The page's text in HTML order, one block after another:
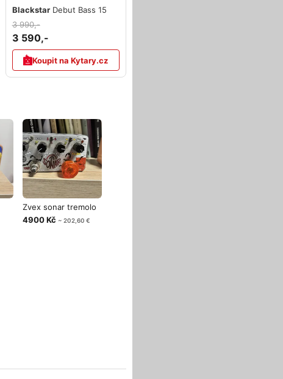
Blackstar Debut Bass 15
3 990,-
3 590,-
Koupit na Kytary.cz
Zvex sonar tremolo
4900 Kč ~ 202,60 €